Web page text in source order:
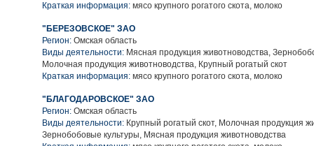
Краткая информация: мясо крупного рогатого скота, молоко
"БЕРЕЗОВСКОЕ" ЗАО
Регион: Омская область
Виды деятельности: Мясная продукция животноводства,
Молочная продукция животноводства, Крупный рогатый скот
Краткая информация: мясо крупного рогатого скота, молоко
"БЛАГОДАРОВСКОЕ" ЗАО
Регион: Омская область
Виды деятельности: Крупный рогатый скот, Молочная продукция
Зернобобовые культуры, Мясная продукция животноводства